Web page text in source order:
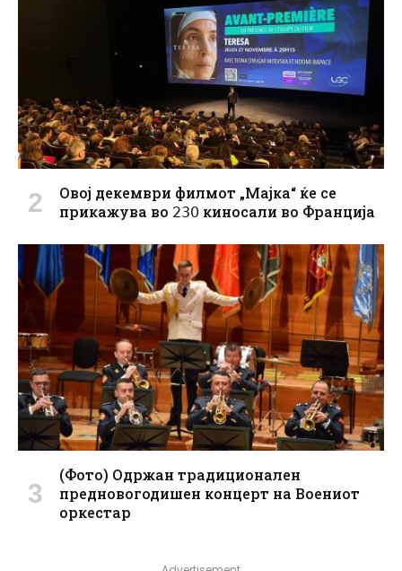
Овој декември филмот „Мајка“ ќе се
прикажува во 𝟤𝟥𝟢 киносали во Франција
(Фото) Одржан традиционален
предновогодишен концерт на Воениот
оркестар